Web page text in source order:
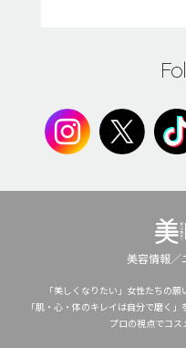
美容情報／
「美しくなりたい」女性たちの
「肌・心・体のキレイは自分で磨く
プロの視点でコス